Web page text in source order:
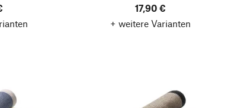
17,90 €
+ weitere Varianten